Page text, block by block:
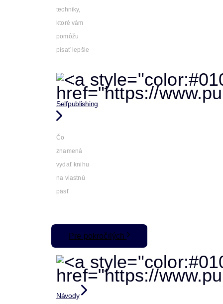
techniky,
ktoré vám
pomôžu
písať lepšie
Selfpublishing
Čo
znamená
vydať knihu
na vlastnú
päsť
Pre pokročilých
Návody